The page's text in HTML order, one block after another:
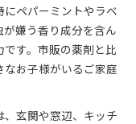
にペパーミントやラベ
嫌う香り成分を含ん
す。市販の薬剤と比
お子様がいるご家庭
玄関や窓辺、キッチ